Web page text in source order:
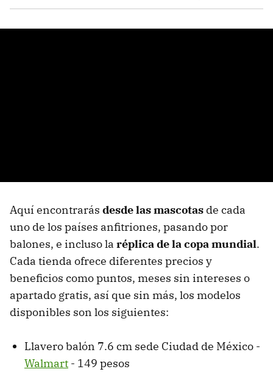
Aquí encontrarás desde las mascotas de cada
uno de los países anfitriones, pasando por
balones, e incluso la réplica de la copa mundial.
Cada tienda ofrece diferentes precios y
beneficios como puntos, meses sin intereses o
apartado gratis, así que sin más, los modelos
disponibles son los siguientes:
Llavero balón 7.6 cm sede Ciudad de México -
Walmart - 149 pesos